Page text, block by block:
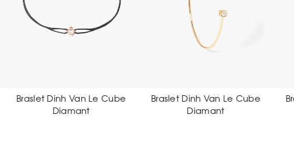
Braslet Dinh Van Le Cube
Diamant
Braslet Dinh Van Le Cube
Diamant